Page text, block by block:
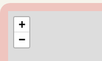
+
−